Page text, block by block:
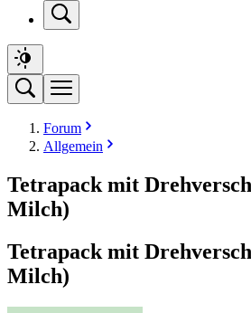
Forum
Allgemein
Tetrapack mit
Milch)
Tetrapack mit
Milch)